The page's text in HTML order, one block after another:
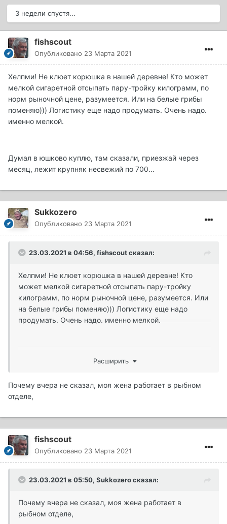
3 недели спустя...
fishscout
Опубликовано 23 Марта 2021
Хелпми! Не клюет корюшка в нашей деревне! Кто может
мелкой сигаретной отсыпать пару-тройку килограмм, по
норм рыночной цене, разумеется. Или на белые грибы
поменяю))) Логистику еще надо продумать. Очень надо.
именно мелкой.
Думал в юшково куплю, там сказали, приезжай через
месяц, лежит крупняк несвежий по 700...
Sukkozero
Опубликовано 23 Марта 2021
23.03.2021 в 04:56, fishscoutсказал:
Хелпми! Не клюет корюшка в нашей деревне! Кто
может мелкой сигаретной отсыпать пару-тройку
килограмм, по норм рыночной цене, разумеется. Или
на белые грибы поменяю))) Логистику еще надо
продумать. Очень надо. именно мелкой.
Думал в юшково куплю, там сказали, приезжай через
месяц, лежит крупняк несвежий по 700...
Расширить
Почему вчера не сказал, моя жена работает в рыбном
отделе,
fishscout
Опубликовано 23 Марта 2021
23.03.2021 в 05:50, Sukkozeroсказал:
Почему вчера не сказал, моя жена работает в
рыбном отделе,